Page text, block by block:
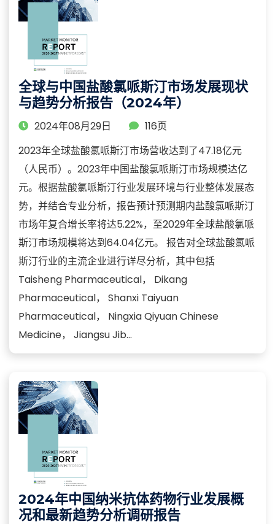
全球与中国盐酸氯哌斯汀市场发展现状
与趋势分析报告（2024年）
2024年08月29日
116页
2023年全球盐酸氯哌斯汀市场营收达到了47.18亿元
（人民币）。2023年中国盐酸氯哌斯汀市场规模达亿
元。根据盐酸氯哌斯汀行业发展环境与行业整体发展态
势，并结合专业分析，报告预计预测期内盐酸氯哌斯汀
市场年复合增长率将达5.22%，至2029年全球盐酸氯哌
斯汀市场规模将达到64.04亿元。 报告对全球盐酸氯哌
斯汀行业的主流企业进行详尽分析，其中包括
Taisheng Pharmaceutical， Dikang
Pharmaceutical， Shanxi Taiyuan
Pharmaceutical， Ningxia Qiyuan Chinese
Medicine， Jiangsu Jib...
2024年中国纳米抗体药物行业发展概
况和最新趋势分析调研报告